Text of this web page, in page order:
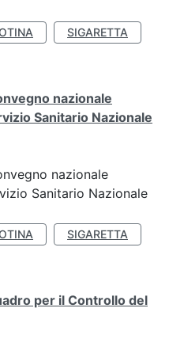
SIGARETTA
nazionale
Sanitario Nazionale
nazionale
Sanitario Nazionale
SIGARETTA
per il Controllo del